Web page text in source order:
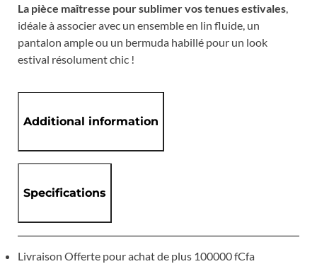
La pièce maîtresse pour sublimer vos tenues estivales,
idéale à associer avec un ensemble en lin fluide, un
pantalon ample ou un bermuda habillé pour un look
estival résolument chic !
Additional information
Specifications
Livraison Offerte pour achat de plus 100000 fCfa